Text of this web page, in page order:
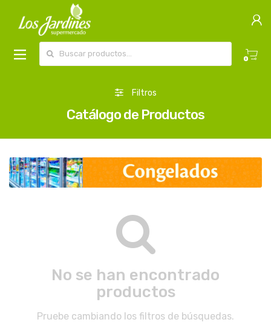
0
Filtros
Catálogo de Productos
No se han encontrado
productos
Pruebe cambiando los filtros de búsquedas.